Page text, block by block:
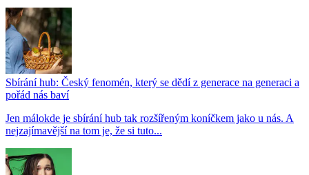
Sbírání hub: Český fenomén, který se dědí z generace na generaci a
pořád nás baví
Jen málokde je sbírání hub tak rozšířeným koníčkem jako u nás. A
nejzajímavější na tom je, že si tuto...